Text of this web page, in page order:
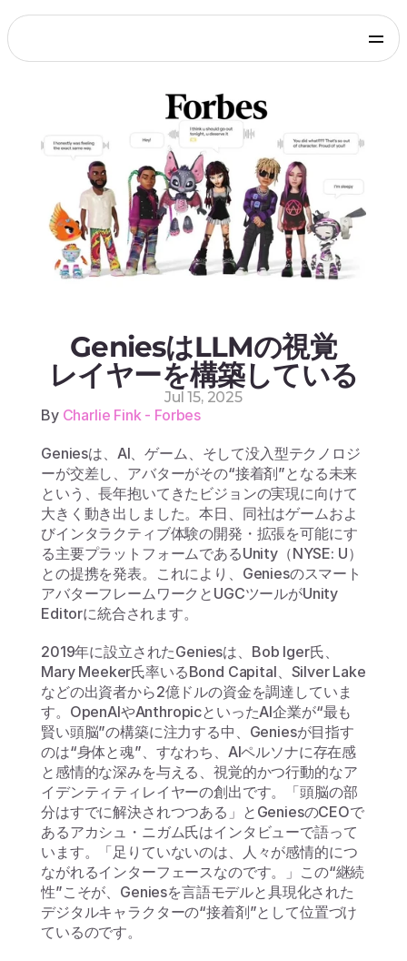
GeniesはLLMの視覚
レイヤーを構築している
Jul 15, 2025
By Charlie Fink - Forbes
Geniesは、AI、ゲーム、そして没入型テクノロジ
ーが交差し、アバターがその“接着剤”となる未来
という、長年抱いてきたビジョンの実現に向けて
大きく動き出しました。本日、同社はゲームおよ
びインタラクティブ体験の開発・拡張を可能にす
る主要プラットフォームであるUnity（NYSE: U）
との提携を発表。これにより、Geniesのスマート
アバターフレームワークとUGCツールがUnity
Editorに統合されます。
2019年に設立されたGeniesは、Bob Iger氏、
Mary Meeker氏率いるBond Capital、Silver Lake
などの出資者から2億ドルの資金を調達していま
す。OpenAIやAnthropicといったAI企業が“最も
賢い頭脳”の構築に注力する中、Geniesが目指す
のは“身体と魂”、すなわち、AIペルソナに存在感
と感情的な深みを与える、視覚的かつ行動的なア
イデンティティレイヤーの創出です。「頭脳の部
分はすでに解決されつつある」とGeniesのCEOで
あるアカシュ・ニガム氏はインタビューで語って
います。「足りていないのは、人々が感情的につ
ながれるインターフェースなのです。」この“継続
性”こそが、Geniesを言語モデルと具現化された
デジタルキャラクターの“接着剤”として位置づけ
ているのです。
Documentation
Get in touch
SDKs and Tools
Games
Integrate via Unity SDK
iOS apps Early Access
Integrate via iOS SDK
Android apps Early Access
Integrate via Web SDK
Developer Portal
Log in to your Genies account